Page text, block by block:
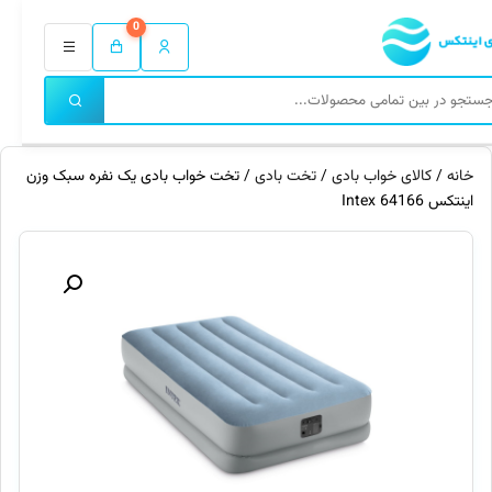
0
خانه/کالای خواب بادی/تخت بادی/ تخت خواب بادی یک نفره سبک وزن
اینتکس 64166 Intex